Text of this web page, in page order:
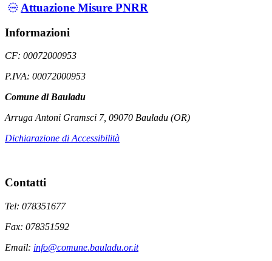
Attuazione Misure PNRR
Informazioni
CF: 00072000953
P.IVA: 00072000953
Comune di Bauladu
Arruga Antoni Gramsci 7, 09070 Bauladu (OR)
Dichiarazione di Accessibilità
Contatti
Tel: 078351677
Fax: 078351592
Email: info@comune.bauladu.or.it